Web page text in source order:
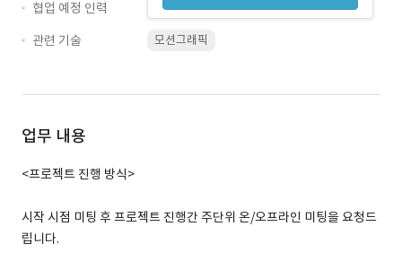
협업 예정 인력
관련 기술
모션그래픽
업무 내용
<프로젝트 진행 방식>
시작 시점 미팅 후 프로젝트 진행간 주단위 온/오프라인 미팅을 요청드
립니다.